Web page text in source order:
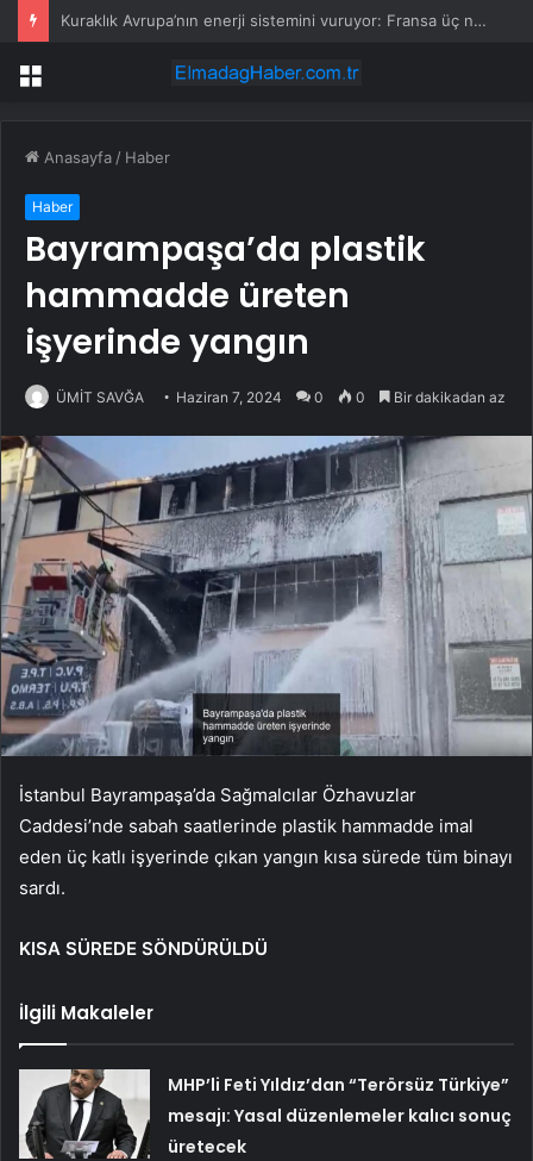
Nahçıvan’da Türkiye’ye giden tırda 53 kilo metamfetamin ele geçirildi
Menü
Anasayfa / Haber
Haber
Bayrampaşa’da plastik
hammadde üreten
işyerinde yangın
ÜMİT SAVĞA Haziran 7, 2024 0 0 Bir dakikadan az
İstanbul Bayrampaşa’da Sağmalcılar Özhavuzlar
Caddesi’nde sabah saatlerinde plastik hammadde imal
eden üç katlı işyerinde çıkan yangın kısa sürede tüm binayı
sardı.
KISA SÜREDE SÖNDÜRÜLDÜ
İlgili Makaleler
MHP’li Feti Yıldız’dan “Terörsüz Türkiye”
mesajı: Yasal düzenlemeler kalıcı sonuç
üretecek